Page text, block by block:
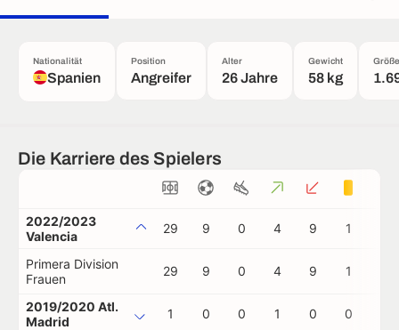
Nationalität
Spanien
Position
Angreifer
Alter
26 Jahre
Gewicht
58 kg
Größe
Die Karriere des Spielers
2022/2023
Valencia
29 9 0 4 9 1
Primera Division
Frauen
29 9 0 4 9 1
2019/2020 Atl.
Madrid
1 0 0 1 0 0